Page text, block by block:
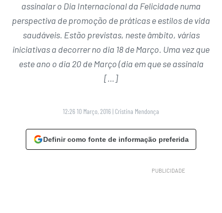
assinalar o Dia Internacional da Felicidade numa
perspectiva de promoção de práticas e estilos de vida
saudáveis. Estão previstas, neste âmbito, várias
iniciativas a decorrer no dia 18 de Março. Uma vez que
este ano o dia 20 de Março (dia em que se assinala
[…]
12:26 10 Março, 2016 | Cristina Mendonça
Definir como fonte de informação preferida